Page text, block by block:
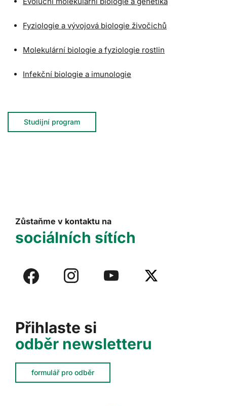
Fyziologie a vývojová biologie živočichů
Molekulární biologie a fyziologie rostlin
Infekční biologie a imunologie
Studijní program
Přihlaste si
odběr newsletteru
formulář pro odběr
Zůstaňme v kontaktu na
sociálních sítích